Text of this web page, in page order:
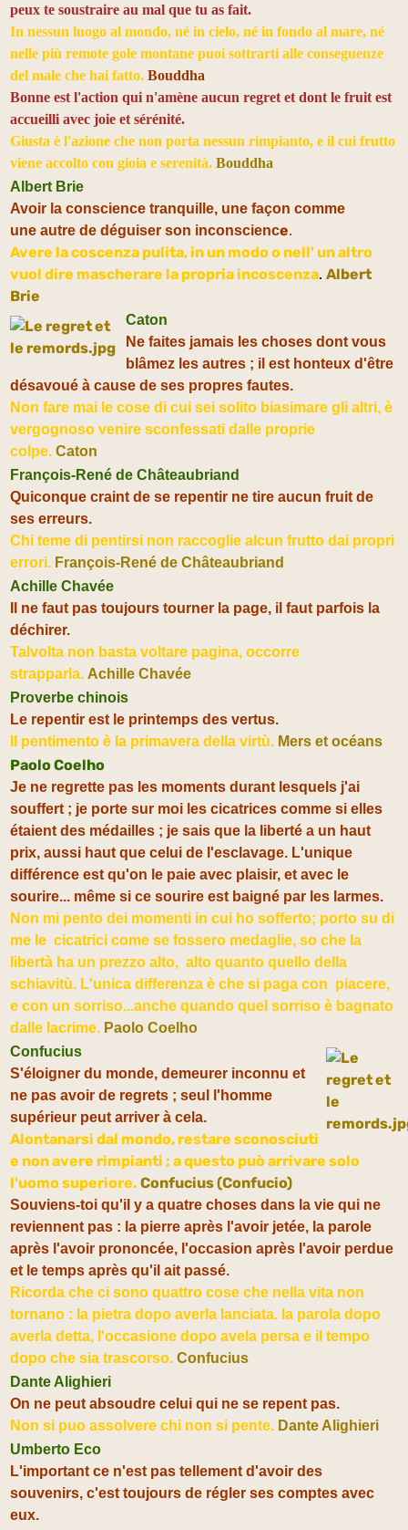
peux te soustraire au mal que tu as fait.
In nessun luogo al mondo, né in cielo, né in fondo al mare, né
nelle più remote gole montane puoi sottrarti alle conseguenze
del male che hai fatto. Bouddha
Bonne est l'action qui n'amène aucun regret et dont le fruit est
accueilli avec joie et sérénité.
Giusta è l'azione che non porta nessun rimpianto, e il cui frutto
viene accolto con gioia e serenità. Bouddha
Albert Brie
Avoir la conscience tranquille, une façon comme
une autre de déguiser son inconscience.
Avere la coscenza pulita, in un modo o nell' un altro
vuol dire mascherare la propria incoscenza. Albert
Brie
Caton
Ne faites jamais les choses dont vous
blâmez les autres ; il est honteux d'être
désavoué à cause de ses propres fautes.
Non fare mai le cose di cui sei solito biasimare gli altri, è
vergognoso venire sconfessati dalle proprie
colpe. Caton
François-René de Châteaubriand
Quiconque craint de se repentir ne tire aucun fruit de
ses erreurs.
Chi teme di pentirsi non raccoglie alcun frutto dai propri
errori. François-René de Châteaubriand
Achille Chavée
Il ne faut pas toujours tourner la page, il faut parfois la
déchirer.
Talvolta non basta voltare pagina, occorre
strapparla. Achille Chavée
Proverbe chinois
Le repentir est le printemps des vertus.
Il pentimento è la primavera della virtù. Mers et océans
Paolo Coelho
Je ne regrette pas les moments durant lesquels j'ai
souffert ; je porte sur moi les cicatrices comme si elles
étaient des médailles ; je sais que la liberté a un haut
prix, aussi haut que celui de l'esclavage. L'unique
différence est qu'on le paie avec plaisir, et avec le
sourire... même si ce sourire est baigné par les larmes.
Non mi pento dei momenti in cui ho sofferto; porto su di
me le cicatrici come se fossero medaglie, so che la
libertà ha un prezzo alto, alto quanto quello della
schiavitù. L'unica differenza è che si paga con piacere,
e con un sorriso...anche quando quel sorriso è bagnato
dalle lacrime. Paolo Coelho
Confucius
S'éloigner du monde, demeurer inconnu et
ne pas avoir de regrets ; seul l'homme
supérieur peut arriver à cela.
Alontanarsi dal mondo, restare sconosciuti
e non avere rimpianti ; a questo può arrivare solo
l'uomo superiore. Confucius (Confucio)
Souviens-toi qu'il y a quatre choses dans la vie qui ne
reviennent pas : a pierre après l'avoir jetée, la parole
après l'avoir prononcée, l'occasion après l'avoir perdue
et le temps après qu'il ait passé.
Ricorda che ci sono quattro cose che nella vita non
tornano : la pietra dopo averla lanciata. la parola dopo
averla detta, l'occasione dopo avela persa e il tempo
dopo che sia trascorso. Confucius
Dante Alighieri
On ne peut absoudre celui qui ne se repent pas.
Non si puo assolvere chi non si pente. Dante Alighieri
Umberto Eco
L'important ce n'est pas tellement d'avoir des
souvenirs, c'est toujours de régler ses comptes avec
eux.